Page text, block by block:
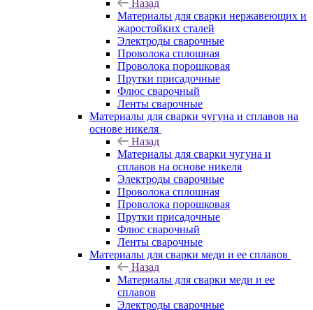
Назад
Материалы для сварки нержавеющих и
жаростойких сталей
Электроды сварочные
Проволока сплошная
Проволока порошковая
Прутки присадочные
Флюс сварочный
Ленты сварочные
Материалы для сварки чугуна и сплавов на
основе никеля
Назад
Материалы для сварки чугуна и
сплавов на основе никеля
Электроды сварочные
Проволока сплошная
Проволока порошковая
Прутки присадочные
Флюс сварочный
Ленты сварочные
Материалы для сварки меди и ее сплавов
Назад
Материалы для сварки меди и ее
сплавов
Электроды сварочные